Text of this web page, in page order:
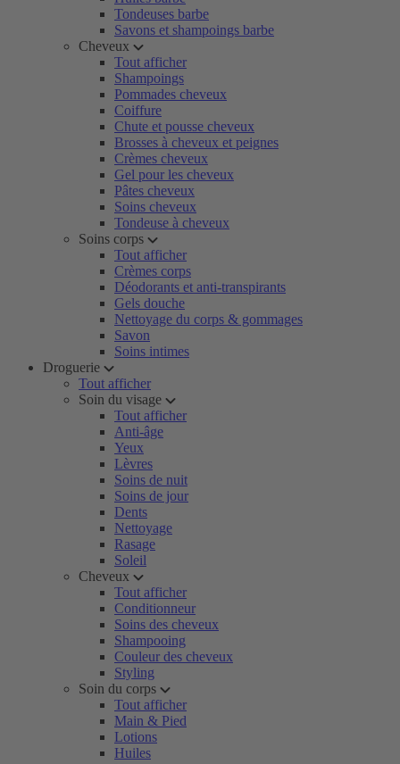
Tondeuses barbe
Savons et shampoings barbe
Cheveux
Tout afficher
Shampoings
Pommades cheveux
Coiffure
Chute et pousse cheveux
Brosses à cheveux et peignes
Crèmes cheveux
Gel pour les cheveux
Pâtes cheveux
Soins cheveux
Tondeuse à cheveux
Soins corps
Tout afficher
Crèmes corps
Déodorants et anti-transpirants
Gels douche
Nettoyage du corps & gommages
Savon
Soins intimes
Droguerie
Tout afficher
Soin du visage
Tout afficher
Anti-âge
Yeux
Lèvres
Soins de nuit
Soins de jour
Dents
Nettoyage
Rasage
Soleil
Cheveux
Tout afficher
Conditionneur
Soins des cheveux
Shampooing
Couleur des cheveux
Styling
Soin du corps
Tout afficher
Main & Pied
Lotions
Huiles